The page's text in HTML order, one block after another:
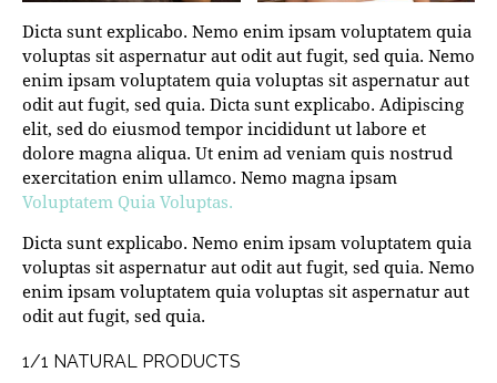
Dicta sunt explicabo. Nemo enim ipsam voluptatem quia
voluptas sit aspernatur aut odit aut fugit, sed quia. Nemo
enim ipsam voluptatem quia voluptas sit aspernatur aut
odit aut fugit, sed quia. Dicta sunt explicabo. Adipiscing
elit, sed do eiusmod tempor incididunt ut labore et
dolore magna aliqua. Ut enim ad veniam quis nostrud
exercitation enim ullamco. Nemo magna ipsam
Voluptatem Quia Voluptas.
Dicta sunt explicabo. Nemo enim ipsam voluptatem quia
voluptas sit aspernatur aut odit aut fugit, sed quia. Nemo
enim ipsam voluptatem quia voluptas sit aspernatur aut
odit aut fugit, sed quia.
1/1 NATURAL PRODUCTS